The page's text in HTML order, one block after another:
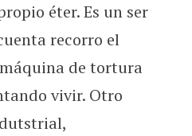
éter. Es un ser
recorro el
de tortura
vivir. Otro